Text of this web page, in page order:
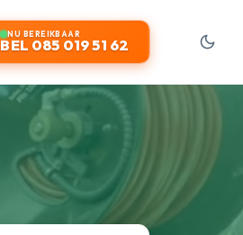
NU BEREIKBAAR
BEL 085 019 51 62